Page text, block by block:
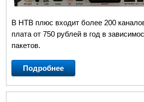
В НТВ плюс входит более 200
плата от 750 рублей в год в
пакетов.
Подробнее